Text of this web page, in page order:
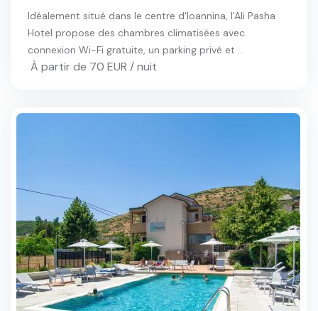
Idéalement situé dans le centre d'Ioannina, l'Ali Pasha
Hotel propose des chambres climatisées avec
connexion Wi-Fi gratuite, un parking privé et ...
À partir de 70 EUR / nuit